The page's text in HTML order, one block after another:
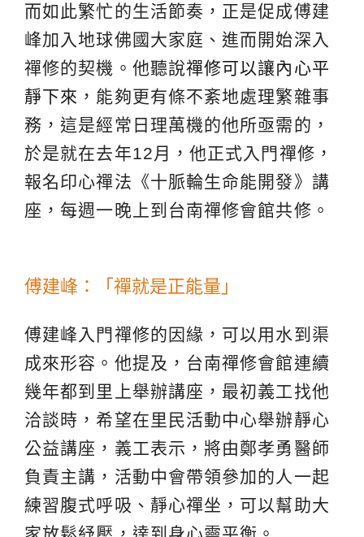
而如此繁忙的生活節奏，正是促成傅建
峰加入地球佛國大家庭、進而開始深入
禪修的契機。他聽說禪修可以讓內心平
靜下來 ，能夠更有條不紊地處理繁雜事
務，這是經常日理萬機的他所亟需的，
於是就在去年12月，他正式入門禪修，
報名印心禪法《十脈輪生命能開發》講
座，每週一晚上到台南禪修會館共修。
傅建峰：「禪就是正能量」
傅建峰入門禪修的因緣，可以用水到渠
成來形容。他提及，台南禪修會館連續
幾年都到里上舉辦講座，最初義工找他
洽談時，希望在里民活動中心舉辦靜心
公益講座，義工表示，將由鄭孝勇醫師
負責主講，活動中會帶領參加的人一起
練習腹式呼吸、靜心禪坐，可以幫助大